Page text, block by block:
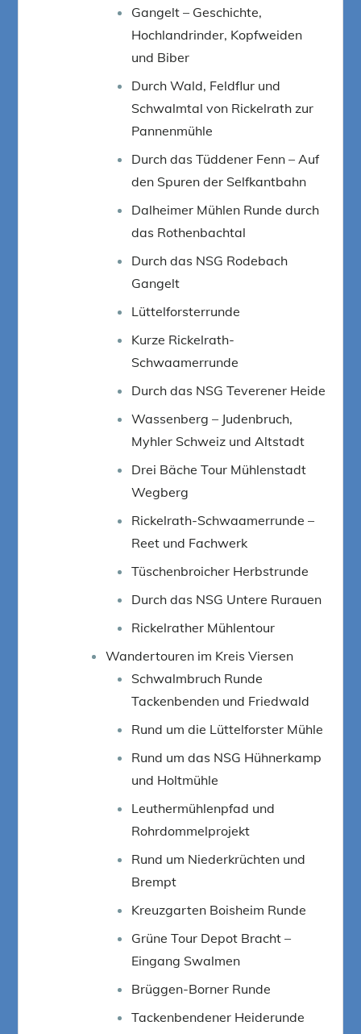
Gangelt – Geschichte,
Hochlandrinder, Kopfweiden
und Biber
Durch Wald, Feldflur und
Schwalmtal von Rickelrath zur
Pannenmühle
Durch das Tüddener Fenn – Auf
den Spuren der Selfkantbahn
Dalheimer Mühlen Runde durch
das Rothenbachtal
Durch das NSG Rodebach
Gangelt
Lüttelforsterrunde
Kurze Rickelrath-
Schwaamerrunde
Durch das NSG Teverener Heide
Wassenberg – Judenbruch,
Myhler Schweiz und Altstadt
Drei Bäche Tour Mühlenstadt
Wegberg
Rickelrath-Schwaamerrunde –
Reet und Fachwerk
Tüschenbroicher Herbstrunde
Durch das NSG Untere Rurauen
Rickelrather Mühlentour
Wandertouren im Kreis Viersen
Schwalmbruch Runde
Tackenbenden und Friedwald
Rund um die Lüttelforster Mühle
Rund um das NSG Hühnerkamp
und Holtmühle
Leuthermühlenpfad und
Rohrdommelprojekt
Rund um Niederkrüchten und
Brempt
Kreuzgarten Boisheim Runde
Grüne Tour Depot Bracht –
Eingang Swalmen
Brüggen-Borner Runde
Tackenbendener Heiderunde